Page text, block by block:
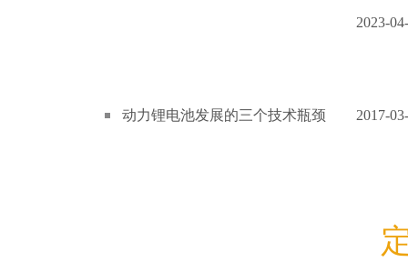
2023-
动力锂电池发展的三个技术瓶颈 2017-